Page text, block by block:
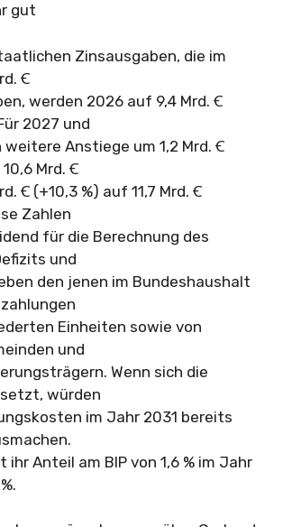
gut
Zinsausgaben, die im
Ꞓ
werden 2026 auf 9,4 Mrd. Ꞓ
2027 und
Anstiege um 1,2 Mrd. Ꞓ
Mrd. Ꞓ
Ꞓ (+10,3 %) auf 11,7 Mrd. Ꞓ
Zahlen
für die Berechnung des
und
den jenen im Bundeshaushalt
Einheiten sowie von
und
Wenn sich die
würden
im Jahr 2031 bereits
ihr Anteil am BIP von 1,6 % im Jahr